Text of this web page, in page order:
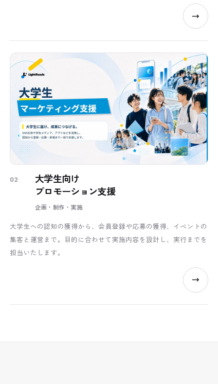
02
大学生向け
プロモーション支援
企画・制作・実施
大学生への認知の獲得から、会員登録や応募の獲得、イベントの
集客と運営まで。目的に合わせて実施内容を設計し、実行までを
担当いたします。